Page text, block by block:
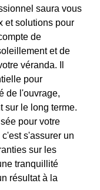
saura vous
et solutions pour
de
et de
véranda. Il
pour
de l'ouvrage,
sur le long terme.
pour votre
s'assurer un
sur les
tranquillité
résultat à la